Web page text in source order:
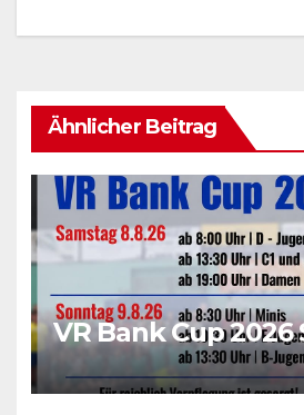
Ähnlicher Beitrag
VR Bank Cup